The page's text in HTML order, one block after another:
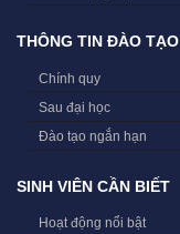
THÔNG TIN ĐÀO TẠO
Chính quy
Sau đại học
Đào tạo ngắn hạn
SINH VIÊN CẦN BIẾT
Hoạt động nổi bật